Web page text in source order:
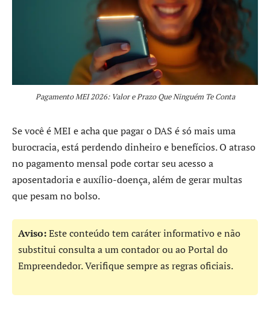
Pagamento MEI 2026: Valor e Prazo Que Ninguém Te Conta
Se você é MEI e acha que pagar o DAS é só mais uma
burocracia, está perdendo dinheiro e benefícios. O atraso
no pagamento mensal pode cortar seu acesso a
aposentadoria e auxílio-doença, além de gerar multas
que pesam no bolso.
Aviso:Este conteúdo tem caráter informativo e não
substitui consulta a um contador ou ao Portal do
Empreendedor. Verifique sempre as regras oficiais.